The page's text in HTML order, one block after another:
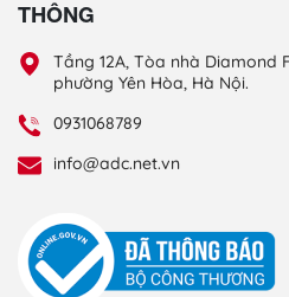
THÔNG
Tầng 12A, Tòa nhà Diamond
phường Yên Hòa, Hà Nội.
0931068789
info@adc.net.vn